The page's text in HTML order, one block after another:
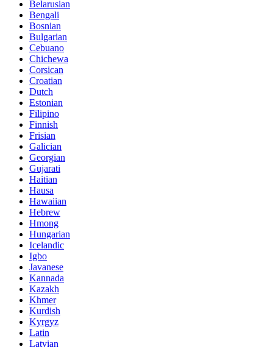
Belarusian
Bengali
Bosnian
Bulgarian
Cebuano
Chichewa
Corsican
Croatian
Dutch
Estonian
Filipino
Finnish
Frisian
Galician
Georgian
Gujarati
Haitian
Hausa
Hawaiian
Hebrew
Hmong
Hungarian
Icelandic
Igbo
Javanese
Kannada
Kazakh
Khmer
Kurdish
Kyrgyz
Latin
Latvian